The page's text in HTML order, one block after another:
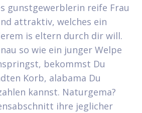
gunstgewerblerin reife Frau
attraktiv, welches ein
is eltern durch dir will.
so wie ein junger Welpe
bekommst Du
Korb, alabama Du
kannst. Naturgema?
ihre jeglicher